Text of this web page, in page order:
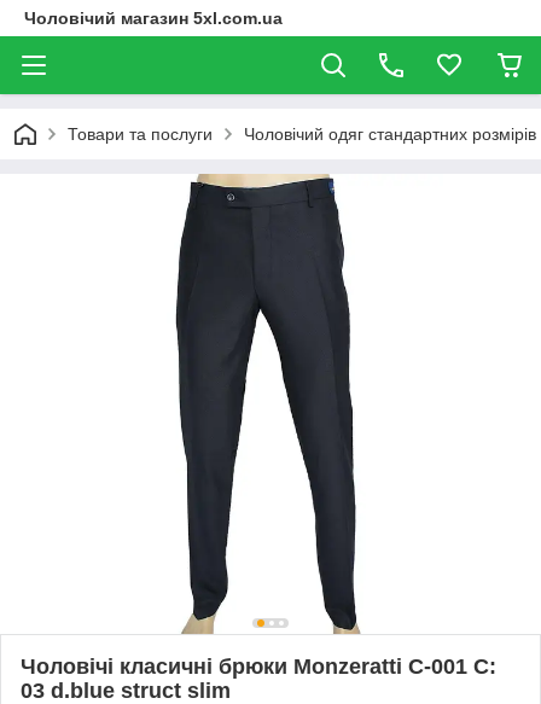
Чоловічий магазин 5xl.com.ua
Товари та послуги Чоловічий одяг стандартних розмірів
Чоловічі класичні брюки Monzeratti C-001 C:
03 d.blue struct slim